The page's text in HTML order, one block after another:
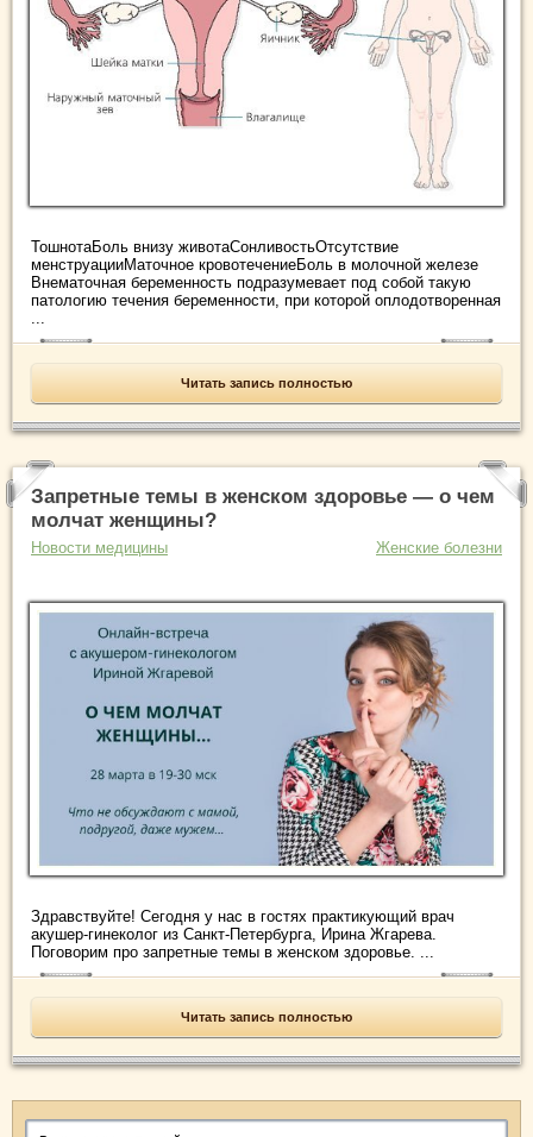
ТошнотаБоль внизу животаСонливостьОтсутствие
менструацииМаточное кровотечениеБоль в молочной железе
Внематочная беременность подразумевает под собой такую
патологию течения беременности, при которой оплодотворенная
Читать запись полностью
Запретные темы в женском здоровье — о чем
молчат женщины?
Новости медицины Женские болезни
Здравствуйте! Сегодня у нас в гостях практикующий врач
акушер-гинеколог из Санкт-Петербурга, Ирина Жгарева.
Поговорим про запретные темы в женском здоровье. ...
Читать запись полностью